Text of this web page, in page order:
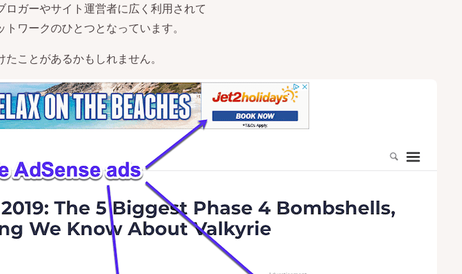
ガーやサイト運営者に広く利用されて
ワークのひとつとなっています。
ことがあるかもしれません。